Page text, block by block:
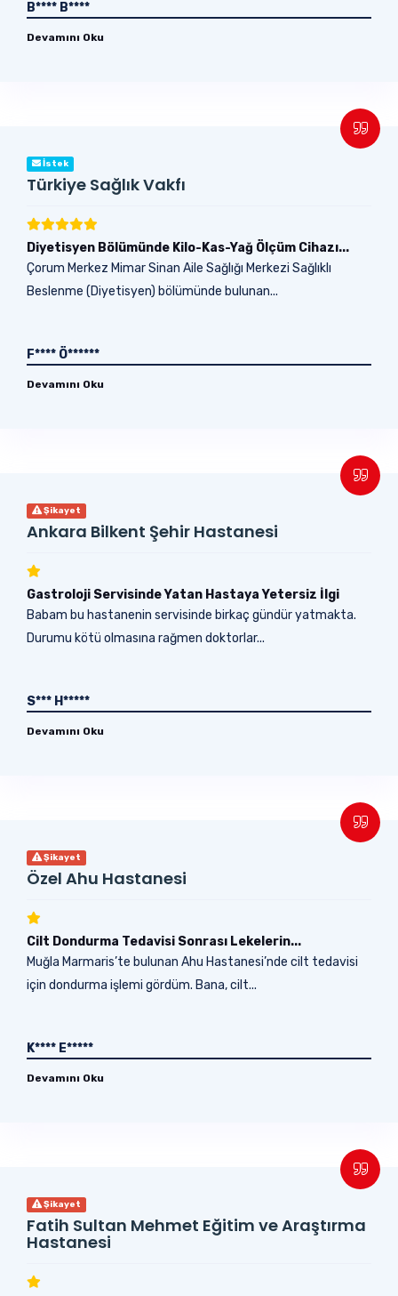
B**** B****
Devamını Oku
İstek
Türkiye Sağlık Vakfı
Diyetisyen Bölümünde Kilo-Kas-Yağ Ölçüm Cihazı...
Çorum Merkez Mimar Sinan Aile Sağlığı Merkezi Sağlıklı
Beslenme (Diyetisyen) bölümünde bulunan...
F**** Ö******
Devamını Oku
Şikayet
Ankara Bilkent Şehir Hastanesi
Gastroloji Servisinde Yatan Hastaya Yetersiz İlgi
Babam bu hastanenin servisinde birkaç gündür yatmakta.
Durumu kötü olmasına rağmen doktorlar...
S*** H*****
Devamını Oku
Şikayet
Özel Ahu Hastanesi
Cilt Dondurma Tedavisi Sonrası Lekelerin...
Muğla Marmaris’te bulunan Ahu Hastanesi’nde cilt tedavisi
için dondurma işlemi gördüm. Bana, cilt...
K**** E*****
Devamını Oku
Şikayet
Fatih Sultan Mehmet Eğitim ve Araştırma
Hastanesi